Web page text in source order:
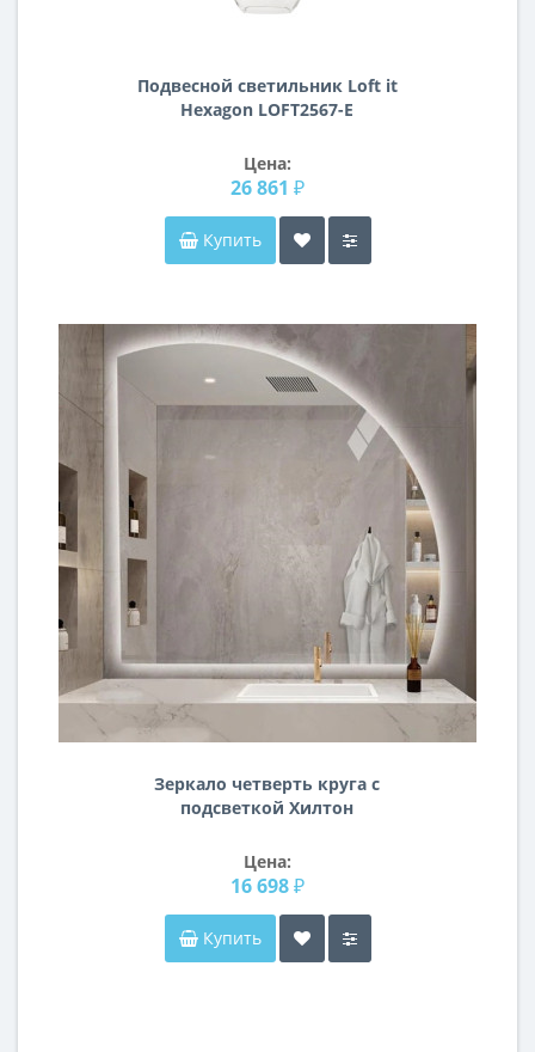
Подвесной светильник Loft it
Hexagon LOFT2567-E
Цена:
26 861 ₽
Купить
Зеркало четверть круга с
подсветкой Хилтон
Цена:
16 698 ₽
Купить